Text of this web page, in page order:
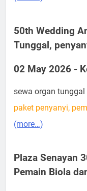
50th Wedding
Tunggal,
02 May 2026 -
sewa organ tunggal
paket penyanyi,
(more…)
Plaza Senayan
Pemain Biola